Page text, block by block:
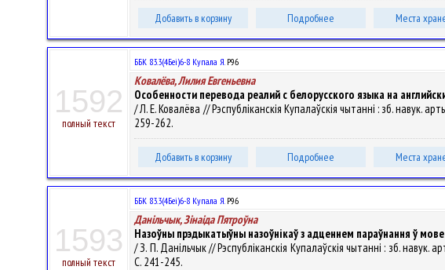
Добавить в корзину Подробнее Места
1592
полный текст
ББК 83.3(4Беі)6-8 Купала Я.Р96
Ковалёва, Лилия Евгеньевна
Особенности перевода реалий с белорусского языка на
/ Л. Е. Ковалёва // Рэспубліканскія Купалаўскія чытанні : зб. навук.
259-262.
Добавить в корзину Подробнее Места
1593
полный текст
ББК 83.3(4Беі)6-8 Купала Я.Р96
Данільчык, Зінаіда Пятроўна
Назоўны прэдыкатыўны назоўнікаў з адценнем параўнання ў
/ З. П. Данільчык // Рэспубліканскія Купалаўскія чытанні : зб. навук.
С. 241-245.